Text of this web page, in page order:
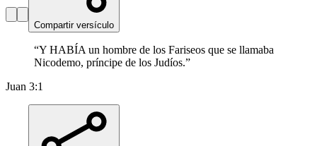
Compartir versículo
“Y HABÍA un hombre de los Fariseos que se llamaba
Nicodemo, príncipe de los Judíos.”
Juan 3:1